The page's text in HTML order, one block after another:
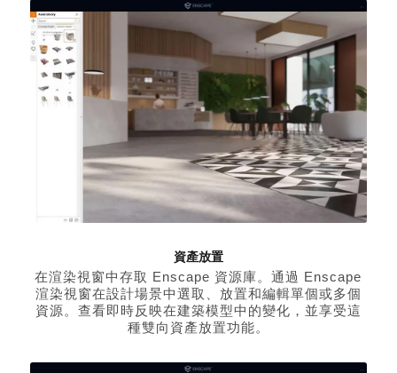
資產放置
在渲染視窗中存取 Enscape 資源庫。通過 Enscape
渲染視窗在設計場景中選取、放置和編輯單個或多個
資源。查看即時反映在建築模型中的變化，並享受這
種雙向資產放置功能。